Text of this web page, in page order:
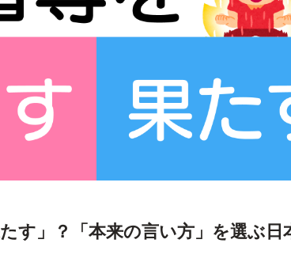
す」？「本来の言い方」を選ぶ日